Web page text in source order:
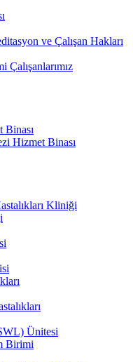
ve Çalışan Hakları
Binası
Hizmet Binası
Kliniği
Ünitesi
Birimi